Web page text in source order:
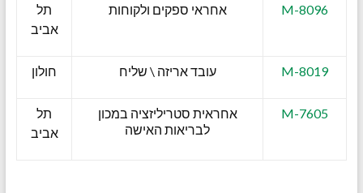
M-8096
אחראי ספקים ולקוחות
תל
אביב
M-8019 עובד אריזה \ שליח חולון
M-7605
אחראית סטריליזציה במכון
לבריאות האישה
תל
אביב